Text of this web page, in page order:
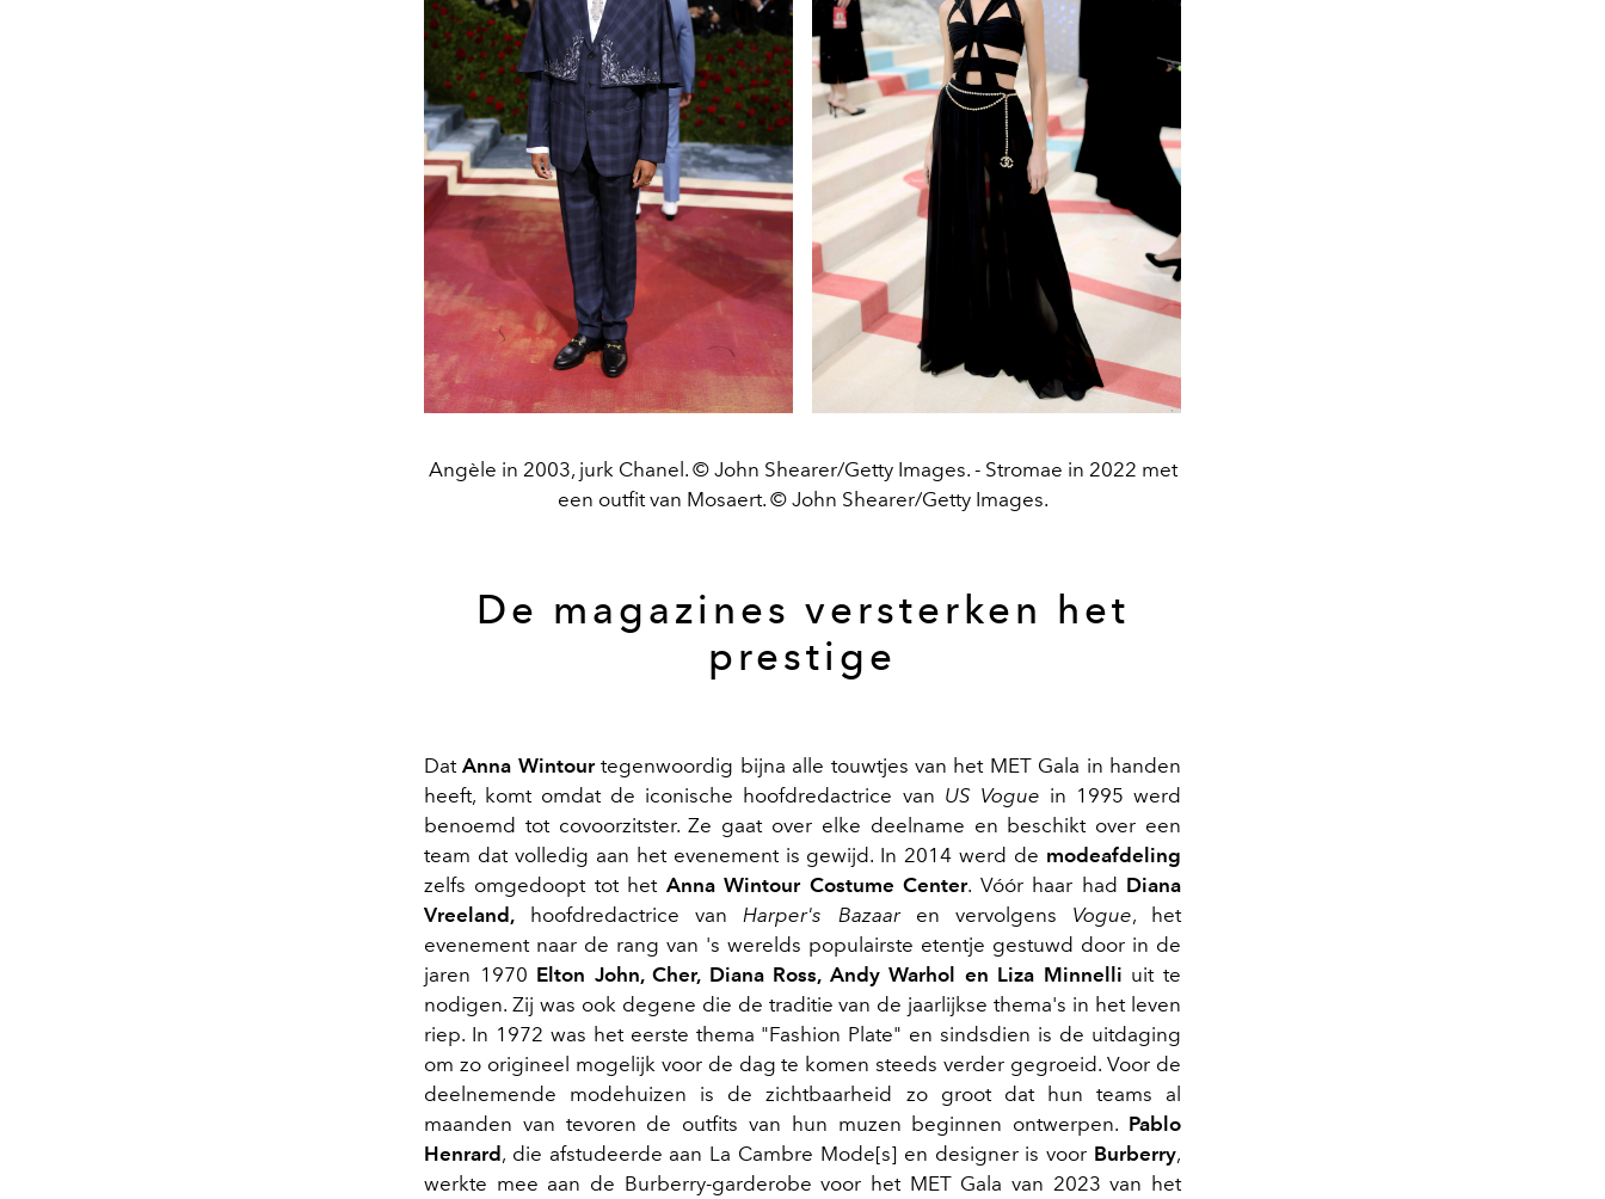
Angèle in 2003, jurk Chanel. © John Shearer/Getty Images. - Stromae in 2022 met
een outfit van Mosaert. © John Shearer/Getty Images.
De magazines versterken het
prestige
DatAnna Wintourtegenwoordig bijna alle touwtjes van het MET Gala in handen
heeft, komt omdat de iconische hoofdredactrice van US Vogue in 1995 werd
benoemd tot covoorzitster. Ze gaat over elke deelname en beschikt over een
team dat volledig aan het evenement is gewijd. In 2014 werd de modeafdeling
zelfs omgedoopt tot het Anna Wintour Costume Center. Vóór haar had Diana
Vreeland, hoofdredactrice van Harper's Bazaaren vervolgens Vogue, het
evenement naar de rang van 's werelds populairste etentje gestuwd door in de
jaren 1970 Elton John, Cher, Diana Ross, Andy Warhol en Liza Minnelli uit te
nodigen. Zij was ook degene die de traditie van de jaarlijkse thema's in het leven
riep. In 1972 was het eerste thema "Fashion Plate" en sindsdien is de uitdaging
om zo origineel mogelijk voor de dag te komen steeds verder gegroeid. Voor de
deelnemende modehuizen is de zichtbaarheid zo groot dat hun teams al
maanden van tevoren de outfits van hun muzen beginnen ontwerpen. Pablo
Henrard, die afstudeerde aan La Cambre Mode[s] en designer is voor Burberry,
werkte mee aan de Burberry-garderobe voor het MET Gala van 2023 van het